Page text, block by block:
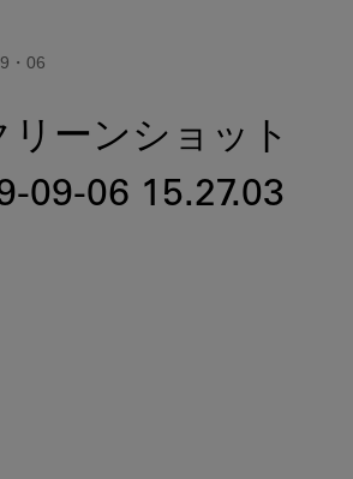
・06
リーンショット
09-06 15.27.03